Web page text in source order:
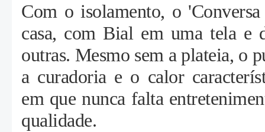
Com o isolamento, o
casa, com Bial em uma tela e
outras. Mesmo sem a plateia, o
a curadoria e o calor
em que nunca falta
qualidade.